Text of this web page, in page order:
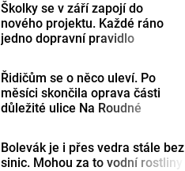
Školky se v září zapojí do
nového projektu. Každé ráno
jedno dopravní pravidlo
Řidičům se o něco uleví. Po
měsíci skončila oprava části
důležité ulice Na Roudné
Bolevák je i přes vedra stále bez
sinic. Mohou za to vodní rostliny